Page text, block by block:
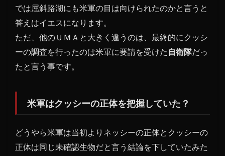
では屈斜路湖にも米軍の目は向けられたのかと言うと
答えはイエスになります。
ただ、他のＵＭＡと大きく違うのは、最終的にクッシ
ーの調査を行ったのは米軍に要請を受けた 自衛隊だっ
たと言う事です。
米軍はクッシーの正体を把握していた？
どうやら米軍は当初よりネッシーの正体とクッシーの
正体は同じ未確認生物だと言う結論を下していたみた